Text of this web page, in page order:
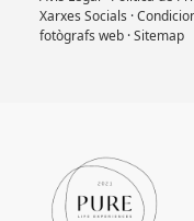
Xarxes Socials ·
fotògrafs web·Sitemap